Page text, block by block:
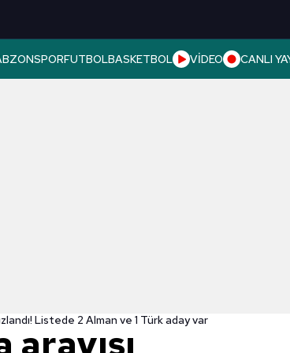
FUTBOLBASKETBOL VİDEO CANLI
Listede 2 Alman ve 1 Türk aday var